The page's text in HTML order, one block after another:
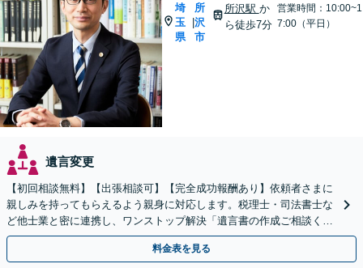
埼
玉
県
所
沢
市
所沢駅 か
ら徒歩7分
営業時間：10:00~1
7:00（平日）
遺言変更
【初回相談無料】【出張相談可】【完全成功報酬あり】依頼者さまに
親しみを持ってもらえるよう親身に対応します。税理士・司法書士な
ど他士業と密に連携し、ワンストップ解決「遺言書の作成ご相談くだ
さい／相続での揉め事を未然に防ぐ」【休日・夜間相談可】
料金表を見る